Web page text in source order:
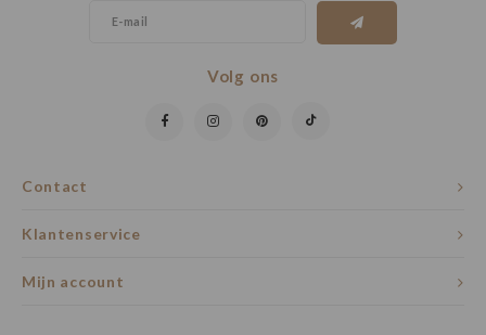
Contact
Volg ons
Klantenservice
Mijn account